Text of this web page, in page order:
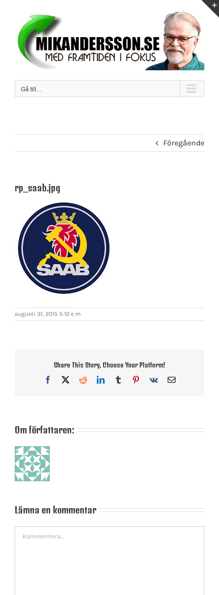
innehållet
Gå till…
Föregående
rp_saab.jpg
augusti 31, 2015 5:10 e m
Share This Story, Choose Your Platform!
Facebook
X RedditLinkedInTumblrPinterest
Vk
E-
Om författaren:
Lämna en kommentar